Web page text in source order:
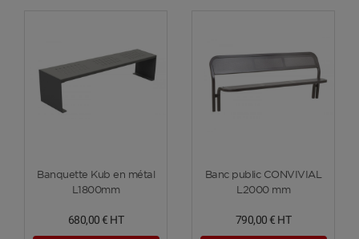
Voir plus
Banquette Kub en métal
L1800mm
680,00 € HT
Voir plus
Banc public CONVIVIAL
L2000 mm
790,00 € HT